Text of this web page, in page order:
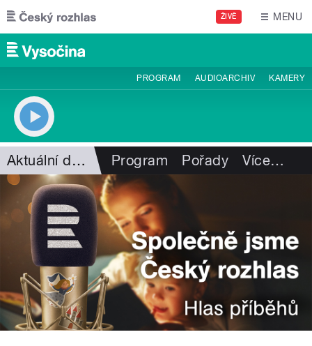
Přejít k hlavnímu obsahu
ŽIVĚ MENU
PROGRAM AUDIOARCHIV KAMERY
Aktuální dění Program Pořady Více…